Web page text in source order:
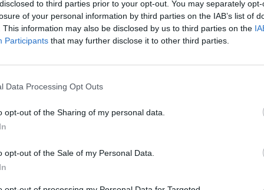
to third parties prior to your opt-out. You may separately
of your personal information by third parties on the IAB’s list of
This information may also be disclosed by us to third parties on the
Participants that may further disclose it to other third parties.
Data Processing Opt Outs
opt-out of the Sharing of my personal data.
opt-out of the Sale of my Personal Data.
αλλάζουν αλλά κάποια πράγματα παραμένουν
αξίες.
με τα τακούνια από δω κι από κει!
επίσης:
αυνανίζονται πιο συχνά; Διαβάστε την
και ενημερωθείτε
πεθάνω»